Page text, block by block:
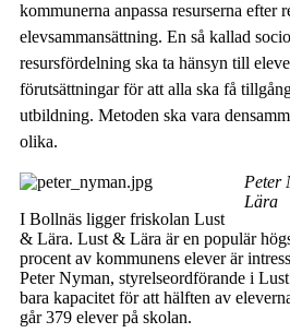
kommunerna anpassa resurserna efter
elevsammansättning. En så kallad
resursfördelning ska ta hänsyn till
förutsättningar för att alla ska få
utbildning. Metoden ska vara
olika.
Peter
Lära
I Bollnäs ligger friskolan Lust
& Lära. Lust & Lära är en populär
procent av kommunens elever är
Peter Nyman, styrelseordförande i
bara kapacitet för att hälften av
går 379 elever på skolan.